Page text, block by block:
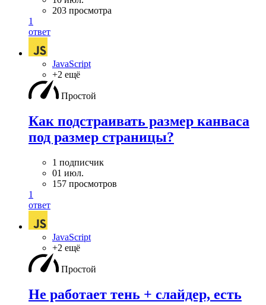
203 просмотра
1
ответ
JavaScript
+2 ещё
Простой
Как подстраивать размер канваса
под размер страницы?
1 подписчик
01 июл.
157 просмотров
1
ответ
JavaScript
+2 ещё
Простой
Не работает тень + слайдер, есть